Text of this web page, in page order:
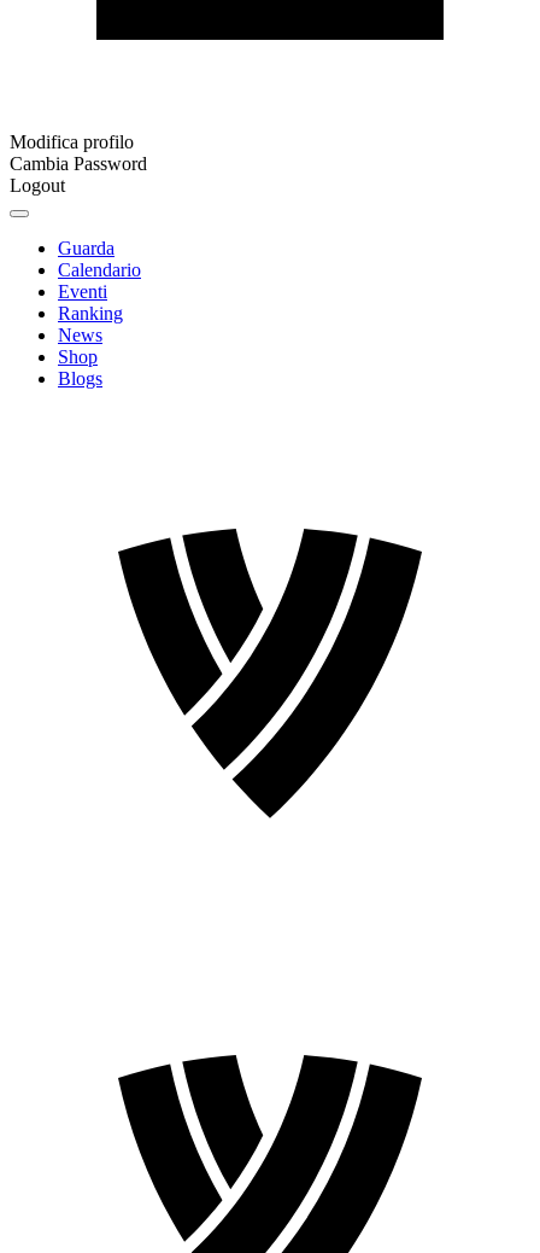
Modifica profilo
Cambia Password
Logout
Guarda
Calendario
Eventi
Ranking
News
Shop
Blogs